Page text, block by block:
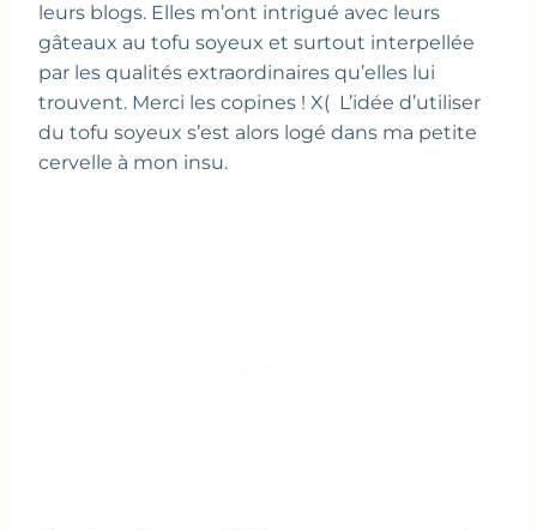
leurs blogs. Elles m’ont intrigué avec leurs
gâteaux au tofu soyeux et surtout interpellée
par les qualités extraordinaires qu’elles lui
trouvent. Merci les copines ! X( L’idée d’utiliser
du tofu soyeux s’est alors logé dans ma petite
cervelle à mon insu.